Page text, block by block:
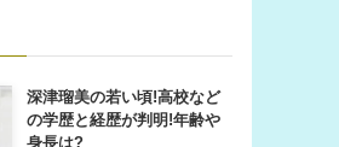
深津瑠美の若い頃!高校など
の学歴と経歴が判明!年齢や
身長は?